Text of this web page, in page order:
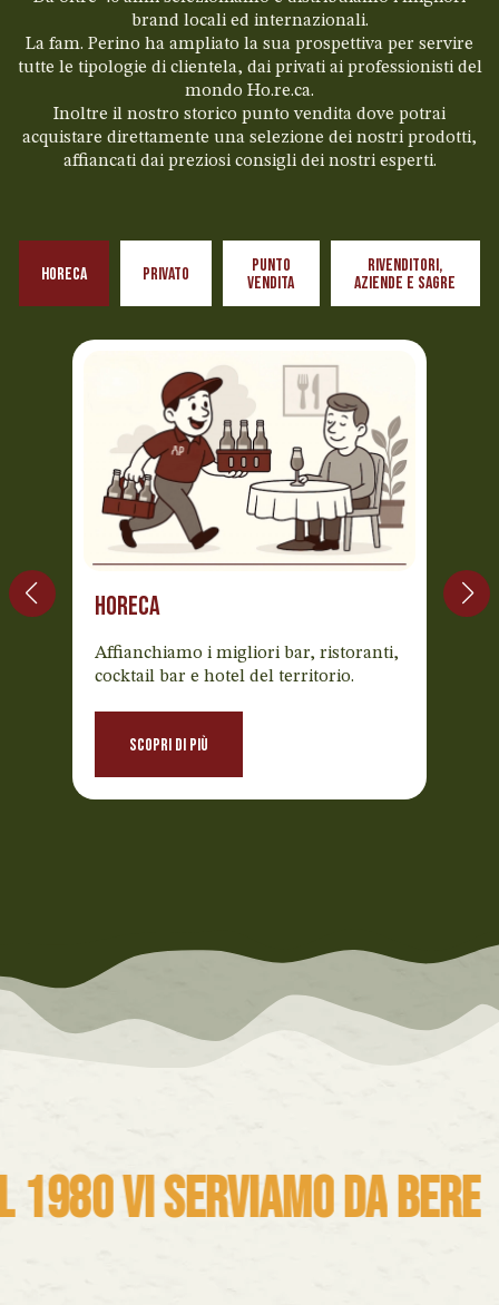
brand locali ed internazionali.
La fam. Perino ha ampliato la sua prospettiva per servire
tutte le tipologie di clientela, dai privati ai professionisti del
mondo Ho.re.ca.
Inoltre il nostro storico punto vendita dove potrai
acquistare direttamente una selezione dei nostri prodotti,
affiancati dai preziosi consigli dei nostri esperti.
horeca PRIVATO
PUNTO
VENDITA
RIVENDITORI,
AZIENDE E SAGRE
horeca
Affianchiamo i migliori bar, ristoranti,
cocktail bar e hotel del territorio.
SCOPRI DI PIù
VISERVIAMODABERE